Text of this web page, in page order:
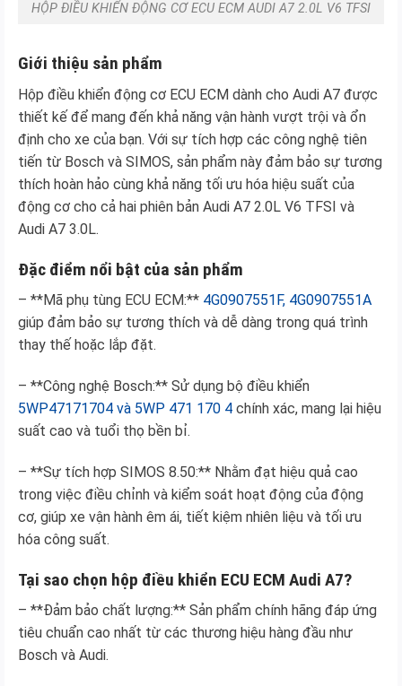
HỘP ĐIỀU KHIỂN ĐỘNG CƠ ECU ECM AUDI A7 2.0L V6 TFSI
Giới thiệu sản phẩm
Hộp điều khiển động cơ ECU ECM dành cho Audi A7 được
thiết kế để mang đến khả năng vận hành vượt trội và ổn
định cho xe của bạn. Với sự tích hợp các công nghệ tiên
tiến từ Bosch và SIMOS, sản phẩm này đảm bảo sự tương
thích hoàn hảo cùng khả năng tối ưu hóa hiệu suất của
động cơ cho cả hai phiên bản Audi A7 2.0L V6 TFSI và
Audi A7 3.0L.
Đặc điểm nổi bật của sản phẩm
– **Mã phụ tùng ECU ECM:** 4G0907551F, 4G0907551A
giúp đảm bảo sự tương thích và dễ dàng trong quá trình
thay thế hoặc lắp đặt.
– **Công nghệ Bosch:** Sử dụng bộ điều khiển
5WP47171704 và 5WP 471 170 4 chính xác, mang lại hiệu
suất cao và tuổi thọ bền bỉ.
– **Sự tích hợp SIMOS 8.50:** Nhằm đạt hiệu quả cao
trong việc điều chỉnh và kiểm soát hoạt động của động
cơ, giúp xe vận hành êm ái, tiết kiệm nhiên liệu và tối ưu
hóa công suất.
Tại sao chọn hộp điều khiển ECU ECM Audi A7?
– **Đảm bảo chất lượng:** Sản phẩm chính hãng đáp ứng
tiêu chuẩn cao nhất từ các thương hiệu hàng đầu như
Bosch và Audi.